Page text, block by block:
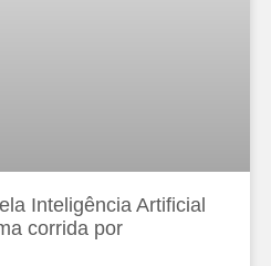
Inteligência Artificial
corrida por